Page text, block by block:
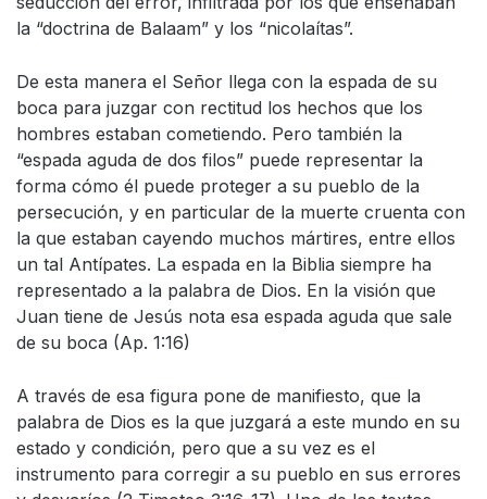
la “doctrina de Balaam” y los “nicolaítas”.
De esta manera el Señor llega con la espada de su
boca para juzgar con rectitud los hechos que los
hombres estaban cometiendo. Pero también la
“espada aguda de dos filos” puede representar la
forma cómo él puede proteger a su pueblo de la
persecución, y en particular de la muerte cruenta con
la que estaban cayendo muchos mártires, entre ellos
un tal Antípates. La espada en la Biblia siempre ha
representado a la palabra de Dios. En la visión que
Juan tiene de Jesús nota esa espada aguda que sale
de su boca (Ap. 1:16)
A través de esa figura pone de manifiesto, que la
palabra de Dios es la que juzgará a este mundo en su
estado y condición, pero que a su vez es el
instrumento para corregir a su pueblo en sus errores